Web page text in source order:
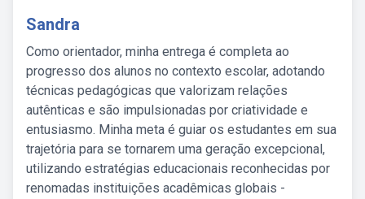
Sandra
Como orientador, minha entrega é completa ao
progresso dos alunos no contexto escolar, adotando
técnicas pedagógicas que valorizam relações
autênticas e são impulsionadas por criatividade e
entusiasmo. Minha meta é guiar os estudantes em sua
trajetória para se tornarem uma geração excepcional,
utilizando estratégias educacionais reconhecidas por
renomadas instituições acadêmicas globais -